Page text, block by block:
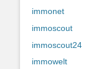
immonet
immoscout
immoscout24
immowelt